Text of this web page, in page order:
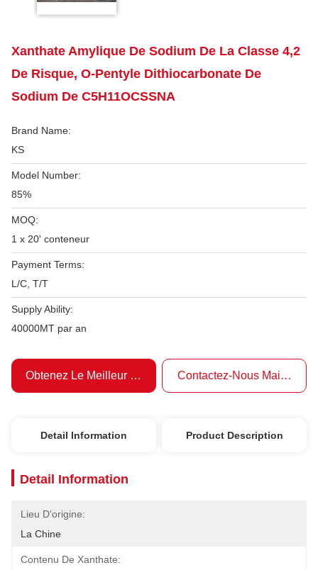
Xanthate Amylique De Sodium De La Classe 4,2
De Risque, O-Pentyle Dithiocarbonate De
Sodium De C5H11OCSSNA
Brand Name:
KS
Model Number:
85%
MOQ:
1 x 20' conteneur
Payment Terms:
L/C, T/T
Supply Ability:
40000MT par an
Obtenez Le Meilleur Prix Contactez-Nous Maintenant
Detail Information Product Description
Detail Information
Lieu D'origine:
La Chine
Contenu De Xanthate: